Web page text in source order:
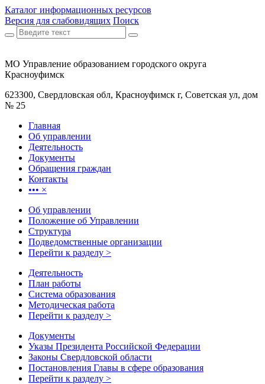
Каталог информационных ресурсов
Версия для слабовидящих Поиск
МО Управление образованием городского округа
Красноуфимск
623300, Свердловская обл, Красноуфимск г, Советская ул, дом
№ 25
Главная
Об управлении
Деятельность
Документы
Обращения граждан
Контакты
••• ×
Об управлении
Положение об Управлении
Структура
Подведомственные организации
Перейти к разделу >
Деятельность
План работы
Система образования
Методическая работа
Перейти к разделу >
Документы
Указы Президента Российской Федерации
Законы Свердловской области
Постановления Главы в сфере образования
Перейти к разделу >